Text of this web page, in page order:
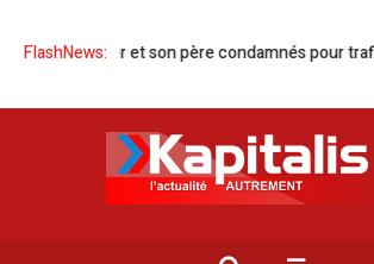
FlashNews:
Un dealer et son père condamnés pour trafic de